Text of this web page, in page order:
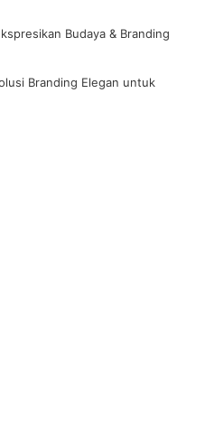
Budaya & Branding
Branding Elegan untuk